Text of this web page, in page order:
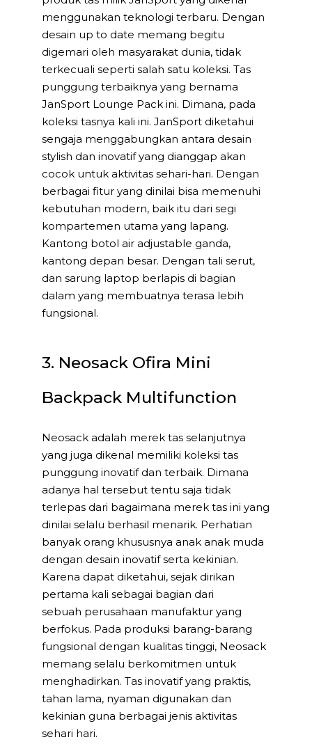
menggunakan teknologi terbaru. Dengan
desain up to date memang begitu
digemari oleh masyarakat dunia, tidak
terkecuali seperti salah satu koleksi. Tas
punggung terbaiknya yang bernama
JanSport Lounge Pack ini. Dimana, pada
koleksi tasnya kali ini. JanSport diketahui
sengaja menggabungkan antara desain
stylish dan inovatif yang dianggap akan
cocok untuk aktivitas sehari-hari. Dengan
berbagai fitur yang dinilai bisa memenuhi
kebutuhan modern, baik itu dari segi
kompartemen utama yang lapang.
Kantong botol air adjustable ganda,
kantong depan besar. Dengan tali serut,
dan sarung laptop berlapis di bagian
dalam yang membuatnya terasa lebih
fungsional.
3. Neosack Ofira Mini
Backpack Multifunction
Neosack adalah merek tas selanjutnya
yang juga dikenal memiliki koleksi tas
punggung inovatif dan terbaik. Dimana
adanya hal tersebut tentu saja tidak
terlepas dari bagaimana merek tas ini yang
dinilai selalu berhasil menarik. Perhatian
banyak orang khususnya anak anak muda
dengan desain inovatif serta kekinian.
Karena dapat diketahui, sejak dirikan
pertama kali sebagai bagian dari
sebuah perusahaan manufaktur yang
berfokus. Pada produksi barang-barang
fungsional dengan kualitas tinggi, Neosack
memang selalu berkomitmen untuk
menghadirkan. Tas inovatif yang praktis,
tahan lama, nyaman digunakan dan
kekinian guna berbagai jenis aktivitas
sehari hari.